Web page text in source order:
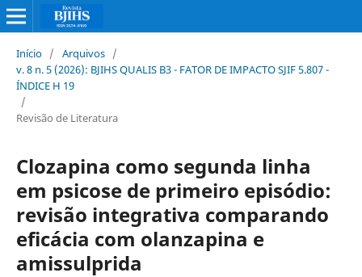
Início / Arquivos /
v. 8 n. 5 (2026): BJIHS QUALIS B3 - FATOR DE IMPACTO SJIF 5.807 -
ÍNDICE H 19
/
Revisão de Literatura
Clozapina como segunda linha
em psicose de primeiro episódio:
revisão integrativa comparando
eficácia com olanzapina e
amissulprida